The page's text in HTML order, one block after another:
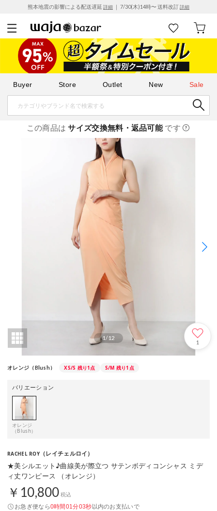
熊本地震の影響による配送遅延 詳細 ｜ 7/30(木)14時〜 送料改訂詳細
Buyer Store Outlet New Sale
この商品はサイズ交換無料・返品可能です
1/12
1
オレンジ（Blush） XS/S 残り1点 S/M 残り1点
バリエーション
オレンジ
（Blush）
RACHEL ROY （レイチェルロイ）
★美シルエット♪曲線美が際立つ サテンボディコンシャス ミデ
ィ丈ワンピース （オレンジ）
￥10,800 税込
お急ぎ便なら0時間01分02秒以内のお支払いで